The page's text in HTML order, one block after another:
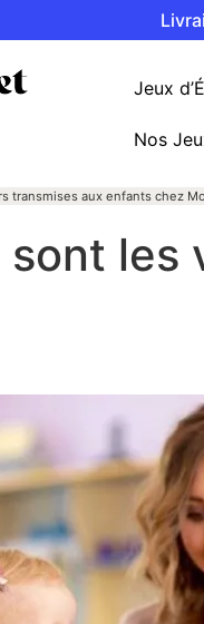
Jeux
Nos
transmises aux enfants chez
sont les